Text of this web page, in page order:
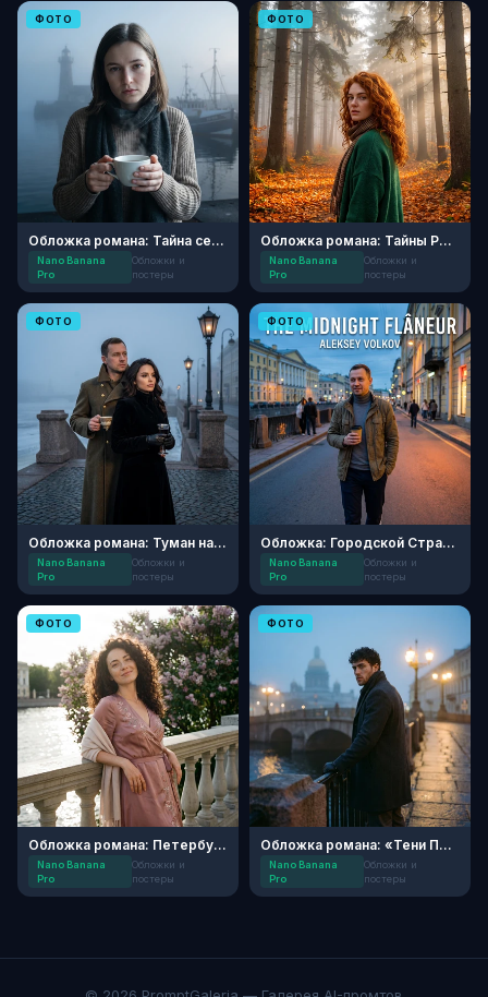
ФОТО
Обложка романа: Тайна северных земель
Nano Banana
Pro
Обложки и
постеры
ФОТО
Обложка романа: Тайны Рыжего Леса
Nano Banana
Pro
Обложки и
постеры
ФОТО
Обложка романа: Туман над Невой
Nano Banana
Pro
Обложки и
постеры
ФОТО
Обложка: Городской Странник
Nano Banana
Pro
Обложки и
постеры
ФОТО
Обложка романа: Петербургская весна
Nano Banana
Pro
Обложки и
постеры
ФОТО
Обложка романа: «Тени Петербурга»
Nano Banana
Pro
Обложки и
постеры